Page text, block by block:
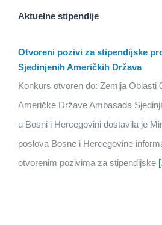
Aktuelne stipendije
Otvoreni pozivi za stipendijske
Sjedinjenih Američkih Država
Konkurs otvoren do: Zemlja Oblasti
Američke Države Ambasada
u Bosni i Hercegovini dostavila je
poslova Bosne i Hercegovine
otvorenim pozivima za stipendijske